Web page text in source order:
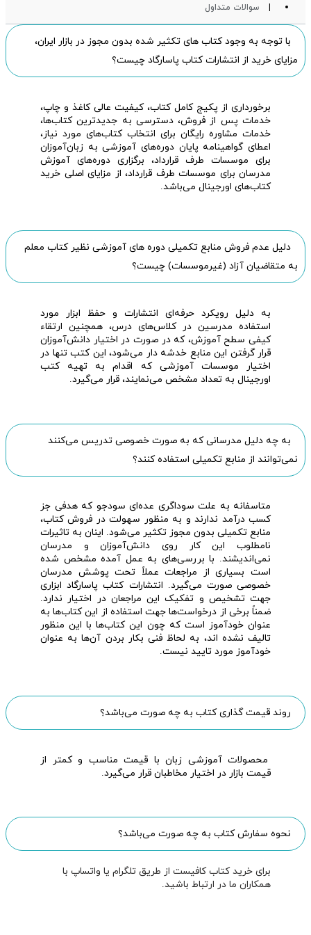
سوالات متداول
با توجه به وجود کتاب های تکثیر شده بدون مجوز در بازار ایران،
مزایای خرید از انتشارات کتاب پاسارگاد چیست؟
برخورداری از پکیج کامل کتاب، کیفیت عالی کاغذ و چاپ،
خدمات پس از فروش، دسترسی به جدیدترین کتاب‌ها،
خدمات مشاوره رایگان برای انتخاب کتاب‌های مورد نیاز،
اعطای گواهینامه پایان دوره‌های آموزشی به زبان‌آموزان
برای موسسات طرف قرارداد، برگزاری دوره‌های آموزش
مدرسان برای موسسات طرف قرارداد، از مزایای اصلی خرید
کتاب‌های اورجینال می‌باشد.
دلیل عدم فروش منابع تکمیلی دوره های آموزشی نظیر کتاب معلم
به متقاضیان آزاد (غیرموسسات) چیست؟
به دلیل رویکرد حرفه‌ای انتشارات و حفظ ابزار مورد
استفاده مدرسین در کلاس‌های درس، همچنین ارتقاء
کیفی سطح آموزش، که در صورت در اختیار دانش‌آموزان
قرار گرفتن این منابع خدشه دار می‌شود، این کتب تنها در
اختیار موسسات آموزشی که اقدام به تهیه کتب
اورجینال به تعداد مشخص می‌نمایند، قرار می‌گیرد.
به چه دلیل مدرسانی که به صورت خصوصی تدریس می‌کنند
نمی‌توانند از منابع تکمیلی استفاده کنند؟
متاسفانه به علت سوداگری عده‌ای سود‌جو که هدفی جز
کسب درآمد ندارند و به منظور سهولت در فروش کتاب،
منابع تکمیلی بدون مجوز تکثیر می‌شود. اینان به تاثیرات
نامطلوب این کار روی دانش‌آموزان و مدرسان
نمی‌اندیشند. با بررسی‌های به عمل آمده مشخص شده
است بسیاری از مراجعات عملاً تحت پوشش مدرسان
خصوصی صورت می‌گیرد. انتشارات کتاب پاسارگاد ابزاری
جهت تشخیص و تفکیک این مراجعان در اختیار ندارد.
ضمناً برخی از درخواست‌ها جهت استفاده از این کتاب‌ها به
عنوان خودآموز است که چون این کتاب‌ها با این منظور
تالیف نشده اند، به لحاظ فنی بکار بردن آن‌ها به عنوان
خودآموز مورد تایید نیست.
روند قیمت گذاری کتاب به چه صورت می‌باشد؟
محصولات آموزشی زبان با قیمت مناسب و کمتر از
قیمت بازار در اختیار مخاطبان قرار می‌گیرد.
نحوه سفارش کتاب به چه صورت می‌باشد؟
برای خرید کتاب کافیست از طریق تلگرام یا واتساپ با
همکاران ما در ارتباط باشید.